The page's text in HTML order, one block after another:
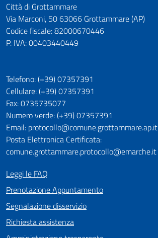
Città di Grottammare
Via Marconi, 50 63066 Grottammare (AP)
Codice fiscale: 82000670446
P. IVA: 00403440449
Telefono: (+39) 07357391
Cellulare: (+39) 07357391
Fax: 0735735077
Numero verde: (+39) 07357391
Email: protocollo@comune.grottammare.ap.it
Posta Elettronica Certificata:
comune.grottammare.protocollo@emarche.it
Leggi le FAQ
Prenotazione Appuntamento
Segnalazione disservizio
Richiesta assistenza